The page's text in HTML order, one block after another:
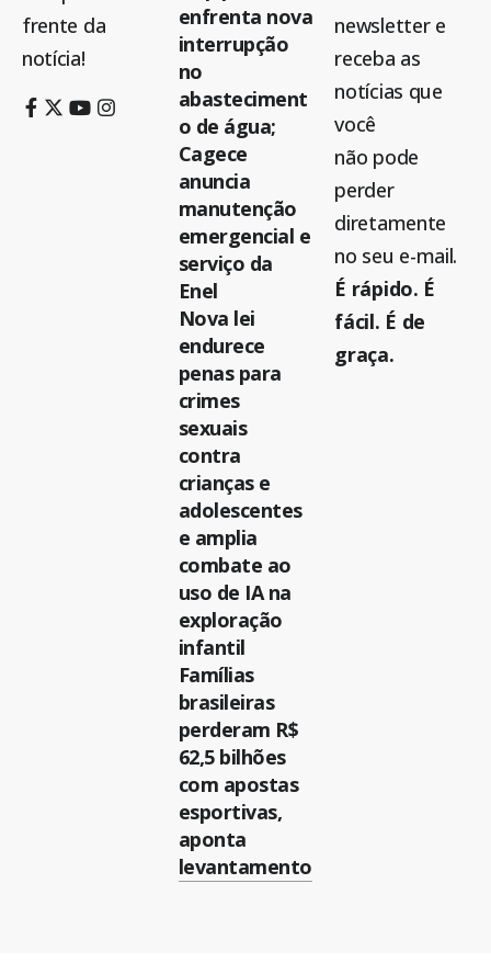
frente da
notícia!
enfrenta nova
interrupção
no
abasteciment
o de água;
Cagece
anuncia
manutenção
emergencial e
serviço da
Enel
Nova lei
endurece
penas para
crimes
sexuais
contra
crianças e
adolescentes
e amplia
combate ao
uso de IA na
exploração
infantil
Famílias
brasileiras
perderam R$
62,5 bilhões
com apostas
esportivas,
aponta
levantamento
newsletter e
receba as
notícias que
você
não pode
perder
diretamente
no seu e-mail.
É rápido. É
fácil. É de
graça.